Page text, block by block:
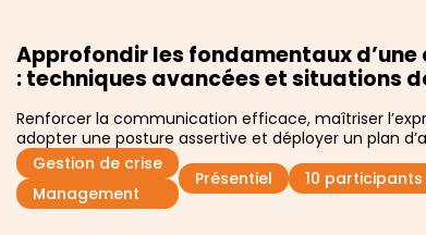
Approfondir les fondamentaux
: techniques avancées et situations
Renforcer la communication efficace, maîtriser
adopter une posture assertive et déployer un plan
Gestion de crise
Management
Présentiel 10